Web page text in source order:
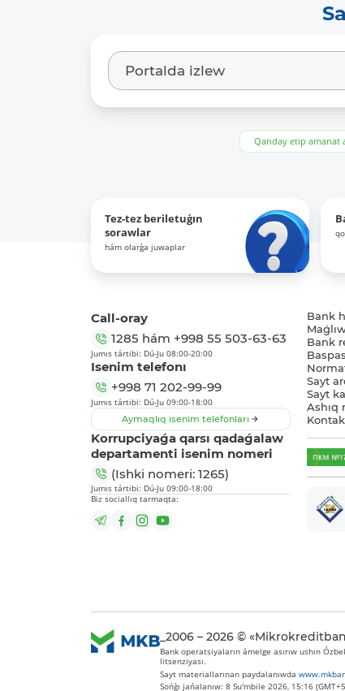
Qanday etip amanat
Tez-tez beriletuǵın
sorawlar
hám olarǵa juwaplar
Call-oray
1285 hám +998 55 503-63-63
Jumıs tártibi: Dú-Ju 08:00-20:00
Isenim telefonı
+998 71 202-99-99
Jumıs tártibi: Dú-Ju 09:00-18:00
Aymaqlıq isenim telefonları
Korrupciyaǵa qarsı qadaǵalaw
departamenti isenim nomeri
(Ishki nomeri: 1265)
Jumıs tártibi: Dú-Ju 09:00-18:00
Biz sociallıq tarmaqta:
Bank
Bank
Sayt
Sayt
Ashıq
_2006 – 2026 ©
Bank operatsiyaların ámelge asırıw ushın
litsenziyası.
Sayt materiallarınan paydalanıwda
Sońǵı jańalanıw: 8 Su'mbile 2026, 15:16